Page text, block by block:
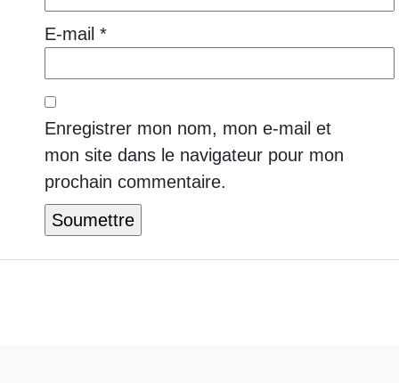
E-mail *
Enregistrer mon nom, mon e-mail et
mon site dans le navigateur pour mon
prochain commentaire.